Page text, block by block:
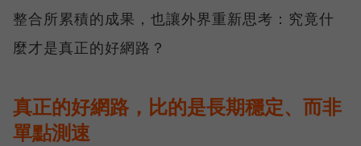
整合所累積的成果，也讓外界重新思考：究竟什
麼才是真正的好網路？
真正的好網路，比的是長期穩定、而非
單點測速